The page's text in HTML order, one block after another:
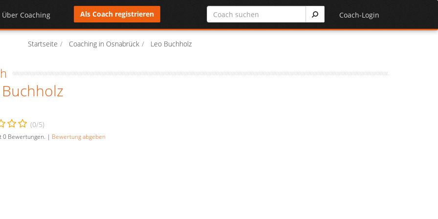
Über Coaching Coach-Login
Als Coach registrieren
Startseite Coaching in Osnabrück Leo Buchholz
(0/5)
0Bewertungen. | Bewertung abgeben